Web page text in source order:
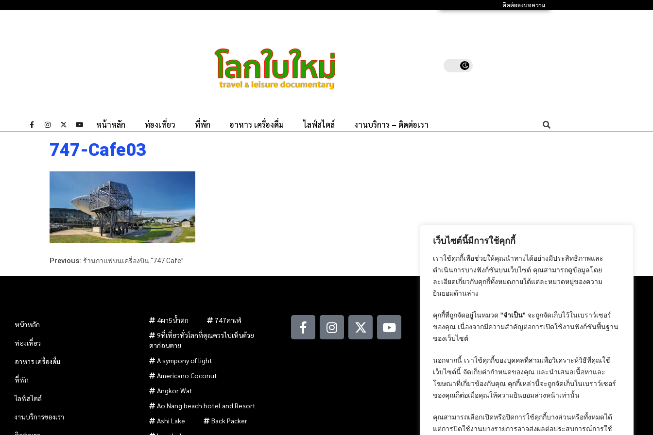
เว็บไซต์นี้มีการใช้คุกกี้
เราใช้คุกกี้เพื่อช่วยให้คุณนำทางได้อย่างมีประสิทธิภาพและ
ดำเนินการบางฟังก์ชันบนเว็บไซต์ คุณสามารถดูข้อมูลโดย
ละเอียดเกี่ยวกับคุกกี้ทั้งหมดภายใต้แต่ละหมวดหมู่ของความ
ยินยอมด้านล่าง
คุกกี้ที่ถูกจัดอยู่ในหมวด "จำเป็น" จะถูกจัดเก็บไว้ในเบราว์เซอร์
ของคุณ เนื่องจากมีความสำคัญต่อการเปิดใช้งานฟังก์ชันพื้นฐาน
ของเว็บไซต์
นอกจากนี้ เราใช้คุกกี้ของบุคคลที่สามเพื่อวิเคราะห์วิธีที่คุณใช้
เว็บไซต์นี้ จัดเก็บค่ากำหนดของคุณ และนำเสนอเนื้อหาและ
โฆษณาที่เกี่ยวข้องกับคุณ คุกกี้เหล่านี้จะถูกจัดเก็บในเบราว์เซอร์
ของคุณก็ต่อเมื่อคุณให้ความยินยอมล่วงหน้าเท่านั้น
คุณสามารถเลือกเปิดหรือปิดการใช้คุกกี้บางส่วนหรือทั้งหมดได้
แต่การปิดใช้งานบางรายการอาจส่งผลต่อประสบการณ์การใช้
ติดต่อลงบทความ
หน้าหลัก ท่องเที่ยว ที่พัก อาหาร เครื่องดื่ม ไลฟ์สไตล์ งานบริการ – ติดต่อเรา
747-Cafe03
Previous: ร้านกาแฟบนเครื่องบิน “747 Cafe”
หน้าหลัก
ท่องเที่ยว
อาหาร เครื่องดื่ม
ที่พัก
ไลฟ์สไตล์
งานบริการของเรา
4ผา5น้ำตก
747คาเฟ่
9ที่เที่ยวทั่วโลกที่คุณควรไปเห็นด้วย
ตาก่อนตาย
A sympony of light
Americano Coconut
Angkor Wat
Ao Nang beach hotel and Resort
Ashi Lake
Back Packer